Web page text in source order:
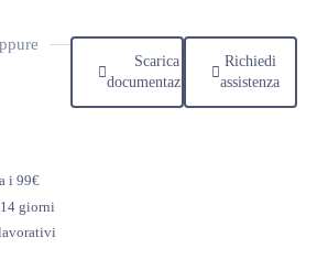
Scarica
documentazione
Richiedi
assistenza
i 99€
giorni